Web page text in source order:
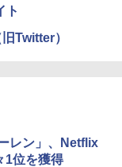
ト
Twitter）
レン」、Netflix
1位を獲得